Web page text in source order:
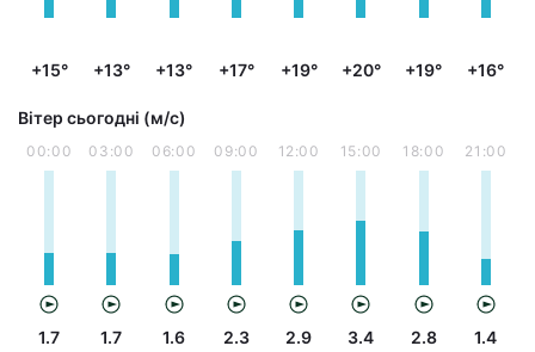
+15° +13° +13° +17° +19° +20° +19° +16°
Вітер сьогодні (м/с)
00:00
1.7
03:00
1.7
06:00
1.6
09:00
2.3
12:00
2.9
15:00
3.4
18:00
2.8
21:00
1.4